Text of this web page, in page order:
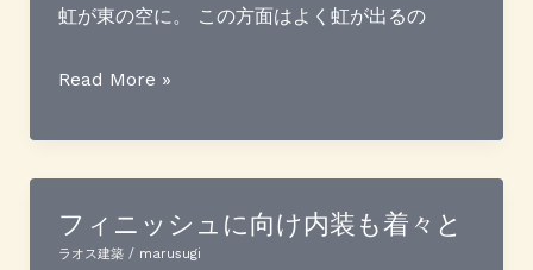
虹が東の空に。 この方面はよく虹が出るの
虹
ふ
も
と
Read More »
フィニッシュに向け内装も着々と
ラオス建築/ marusugi